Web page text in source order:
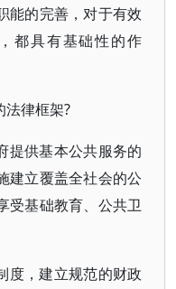
能的完善，对于有效
都具有基础性的作
法律框架?
提供基本公共服务的
建立覆盖全社会的公
受基础教育、公共卫
度，建立规范的财政